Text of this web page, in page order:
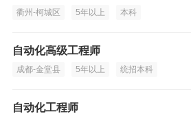
衢州-柯城区 5年以上 本科
自动化高级工程师
成都-金堂县 5年以上 统招本科
自动化工程师